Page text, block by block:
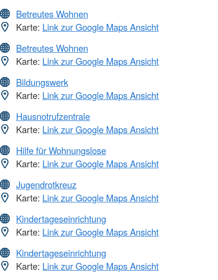
Betreutes Wohnen
Karte: Link zur Google Maps Ansicht
Betreutes Wohnen
Karte: Link zur Google Maps Ansicht
Bildungswerk
Karte: Link zur Google Maps Ansicht
Hausnotrufzentrale
Karte: Link zur Google Maps Ansicht
Hilfe für Wohnungslose
Karte: Link zur Google Maps Ansicht
Jugendrotkreuz
Karte: Link zur Google Maps Ansicht
Kindertageseinrichtung
Karte: Link zur Google Maps Ansicht
Kindertageseinrichtung
Karte: Link zur Google Maps Ansicht